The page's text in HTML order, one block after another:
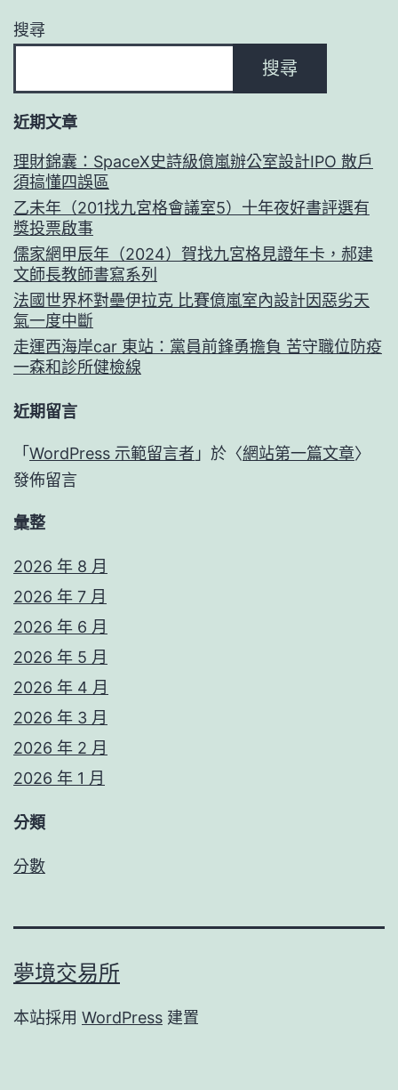
搜尋
搜尋
近期文章
理財錦囊：SpaceX史詩級億嵐辦公室設計IPO 散戶
須搞懂四誤區
乙未年（201找九宮格會議室5）十年夜好書評選有
獎投票啟事
儒家網甲辰年（2024）賀找九宮格見證年卡，郝建
文師長教師書寫系列
法國世界杯對壘伊拉克 比賽億嵐室內設計因惡劣天
氣一度中斷
走運西海岸car 東站：黨員前鋒勇擔負 苦守職位防疫
一森和診所健檢線
近期留言
「 WordPress 示範留言者 」於〈網站第一篇文章〉
發佈留言
彙整
2026 年 8 月
2026 年 7 月
2026 年 6 月
2026 年 5 月
2026 年 4 月
2026 年 3 月
2026 年 2 月
2026 年 1 月
分類
分數
夢境交易所
本站採用 WordPress 建置